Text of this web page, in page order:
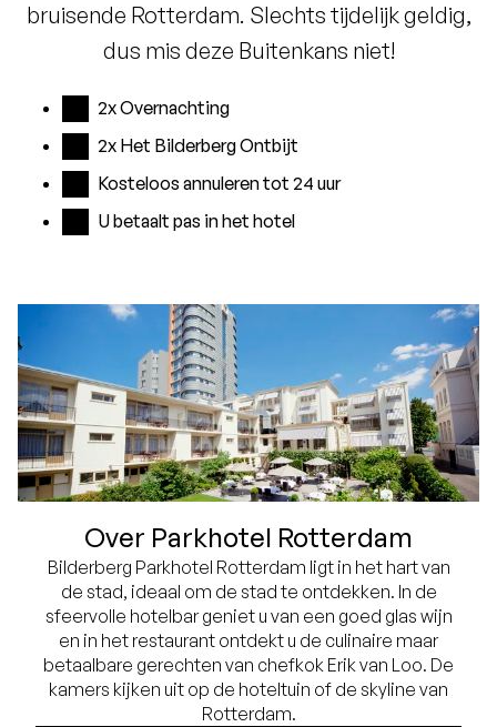
bruisende Rotterdam. Slechts tijdelijk geldig,
dus mis deze Buitenkans niet!
2x Overnachting
2x Het Bilderberg Ontbijt
Kosteloos annuleren tot 24 uur
U betaalt pas in het hotel
Over Parkhotel Rotterdam
Bilderberg Parkhotel Rotterdam ligt in het hart van
de stad, ideaal om de stad te ontdekken. In de
sfeervolle hotelbar geniet u van een goed glas wijn
en in het restaurant ontdekt u de culinaire maar
betaalbare gerechten van chefkok Erik van Loo. De
kamers kijken uit op de hoteltuin of de skyline van
Rotterdam.